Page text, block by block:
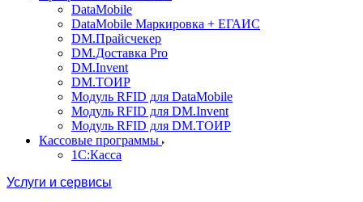
DataMobile
DataMobile Маркировка + ЕГАИС
DM.Прайсчекер
DM.Доставка Pro
DM.Invent
DM.ТОИР
Модуль RFID для DataMobile
Модуль RFID для DM.Invent
Модуль RFID для DM.ТОИР
Кассовые программы
1С:Касса
Услуги и сервисы